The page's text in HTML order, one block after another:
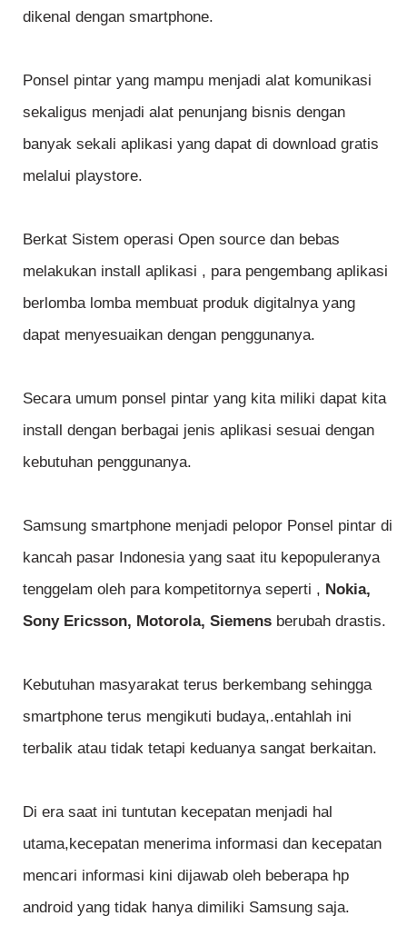
dikenal dengan smartphone.
Ponsel pintar yang mampu menjadi alat komunikasi
sekaligus menjadi alat penunjang bisnis dengan
banyak sekali aplikasi yang dapat di download gratis
melalui playstore.
Berkat Sistem operasi Open source dan bebas
melakukan install aplikasi , para pengembang aplikasi
berlomba lomba membuat produk digitalnya yang
dapat menyesuaikan dengan penggunanya.
Secara umum ponsel pintar yang kita miliki dapat kita
install dengan berbagai jenis aplikasi sesuai dengan
kebutuhan penggunanya.
Samsung smartphone menjadi pelopor Ponsel pintar di
kancah pasar Indonesia yang saat itu kepopuleranya
tenggelam oleh para kompetitornya seperti , Nokia,
Sony Ericsson, Motorola, Siemens berubah drastis.
Kebutuhan masyarakat terus berkembang sehingga
smartphone terus mengikuti budaya,.entahlah ini
terbalik atau tidak tetapi keduanya sangat berkaitan.
Di era saat ini tuntutan kecepatan menjadi hal
utama,kecepatan menerima informasi dan kecepatan
mencari informasi kini dijawab oleh beberapa hp
android yang tidak hanya dimiliki Samsung saja.